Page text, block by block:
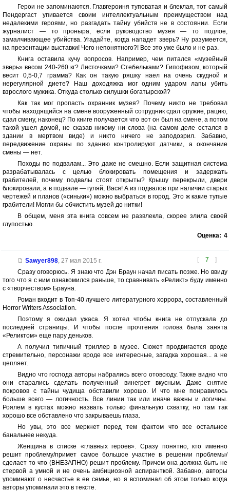
Герои не запоминаются. Главгероиня туповатая и блеклая, тот самый
Пендергаст упивается своим интеллектуальным преимуществом над
недалекими героями, но разгадать тайну убийств не в состоянии. Если
журналист — то проныра, если руководство музея — то подлое,
замалчивающее убийства. Угадайте, когда нападет зверь? Ну разумеется,
на презентации выставки! Чего непонятного?! Все это уже было и не раз.
Книга оставила кучу вопросов. Например, чем питался «музейный
зверь» весом 240-260 кг? Листочками? Стебельками? Гипофизом, который
весит 0,5-0,7 грамма? Как он такую ряшку наел на очень скудной и
нерегулярной диете? Наш доходяжка мог одним ударом лапы убить
взрослого мужика. Откуда столько силушки богатырской?
Как так мог пропасть охранник музея? Почему никто не требовал
чтобы находящийся на смене вооруженный сотрудник сдал оружие, рацию,
сдал смену, наконец? По книге получается что вот он был на смене, а потом
такой ушел домой, не сказав никому ни слова (на самом деле остался в
здании в мертвом виде) и никто ничего не заподозрил. Забавно,
передвижение охраны по зданию контролируют датчики, а окончание
смены — нет.
Походы по подвалам... Это даже не смешно. Если защитная система
разрабатывалась с целью блокировать помещения и задержать
грабителей, почему подвалы стоят открыты? Крышу перекрыли, двери
блокировали, а в подвале — гуляй, Вася! А из подвалов при наличии старых
чертежей и планов («синьки») можно выбраться в город. Это ж какие тупые
грабители! Могли бы обчистить музей до нитки!
В общем, меня эта книга совсем не развлекла, скорее злила своей
глупостью.
Оценка: 4
[ 7 ]
Sawyer898, 27 мая 2015 г.
Сразу оговорюсь. Я знаю что Дэн Браун начал писать позже. Но ввиду
того что я с ним ознакомился раньше, то сравнивать «Реликт» буду именно
с «творчеством» Брауна.
Роман входит в Топ-40 лучшего литературного хоррора, составленный
Horror Writers Association.
Поэтому я ожидал ужаса. Я хотел чтобы книга не отпускала до
последней страницы. И чтобы после прочтения голова была занята
«Реликтом» еще пару деньков.
А получил типичный триллер в музее. Сюжет продвигается вроде
стремительно, персонажи вроде все интересные, загадка хорошая... а не
цепляет.
Видно что господа авторы набрались всего отовсюду. Также видно что
они старались сделать полученный винегрет вкусным. Даже снятие
покровов с тайны чудища обставили хорошо. И что мне понравилось
больше всего — логичность. Все линии так или иначе важны и логичны.
Роялем в кустах можно назвать только финальную схватку, но там так
хорошо все обставлено что закрываешь глаза.
Но увы, это все меркнет перед тем фактом что все остальное
банальнее некуда.
Женщина в списке «главных героев». Сразу понятно, кто именно
решит проблему/примет самое большое участие в решении проблемы/
сделает то что (ВНЕЗАПНО) решит проблему. Причем она должна быть не
стервой а умной и не очень амбициозной аспиранткой. Забавно, авторы
упоминают о несчастье в ее семье, но я вспоминал об этом только когда
авторы упоминали это в тексте.